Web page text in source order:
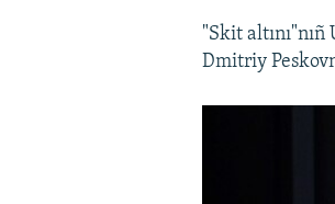
"Skit
Dmitriy